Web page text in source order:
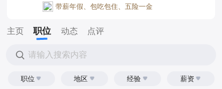
带薪年假、包吃包住、五险一金
主页 职位 动态 点评
请输入搜索内容
职位 地区 经验 薪资